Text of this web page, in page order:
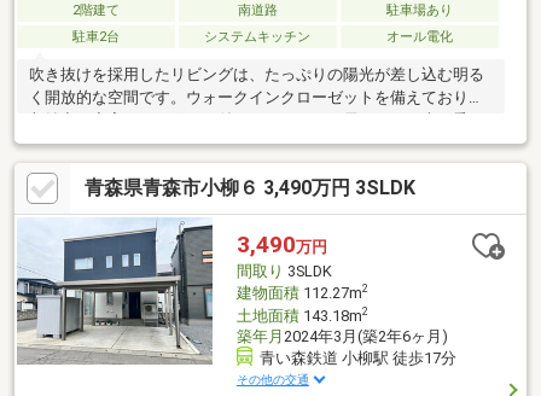
2階建て 南道路
駐車場あり
駐車2台
システムキッチン オール電化
吹き抜けを採用したリビングは、たっぷりの陽光が差し込む明る
く開放的な空間です。ウォークインクローゼットを備えており、
収納力も充実！カーポート付きなので、雨や雪の日のお車の乗り
降りも安心です。コンビニまで徒歩５分以内、さらに徒歩１０分
圏内にはスーパー・ドラッグストア・飲食店が揃っており、毎日
のお買い物にも便利な好立地！快適さと利便性を兼ね備えた、幅
広い世帯におすすめの住宅です。建築費用が高くなっている今、
築３年のこちらの住宅は新築のようなきれいな状態で、設備も充
実。新築をご検討されている方にもおすすめしたい物件です！
青森県青森市小柳６ 3,490万円 3SLDK
3,490万円
間取り 3SLDK
建物面積112.27m2
土地面積143.18m2
築年月 2024年3月(築2年6ヶ月)
青い森鉄道 小柳駅 徒歩17分
その他の交通